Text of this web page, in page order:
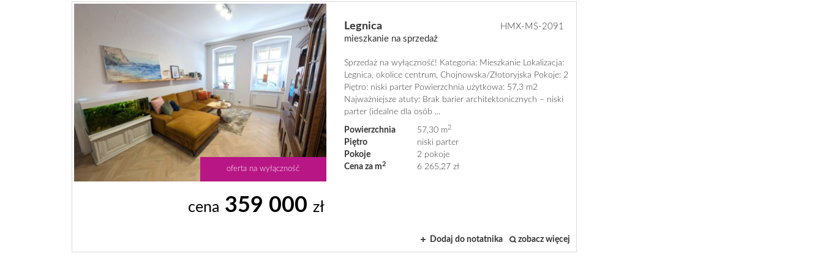
oferta na wyłączność
Legnica
mieszkanie na sprzedaż
HMX-MS-2091
Sprzedaż na wyłączność! Kategoria: Mieszkanie Lokalizacja:
Legnica, okolice centrum, Chojnowska/Złotoryjska Pokoje: 2
Piętro: niski parter Powierzchnia użytkowa: 57,3 m2
Najważniejsze atuty: Brak barier architektonicznych – niski
parter (idealne dla osób ...
Powierzchnia 57,30 m2
Piętro
niski parter
Pokoje
2 pokoje
Cena za m2 6 265,27 zł
cena 359 000 zł
Dodaj do notatnika zobacz więcej